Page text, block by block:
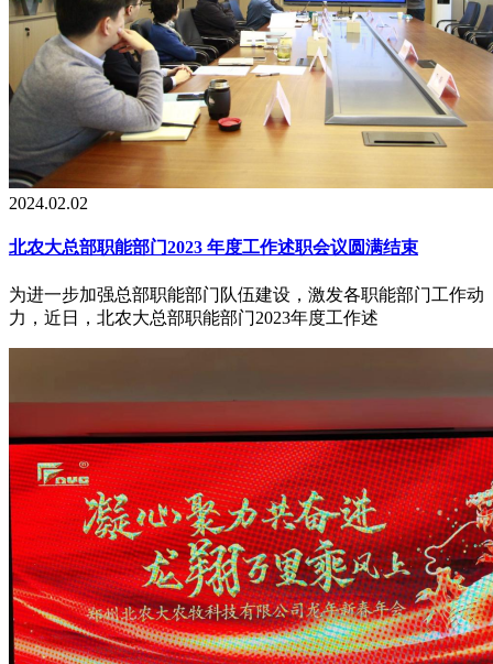
2024.02.02
北农大总部职能部门2023 年度工作述职会议圆满结束
为进一步加强总部职能部门队伍建设，激发各职能部门工作动
力，近日，北农大总部职能部门2023年度工作述